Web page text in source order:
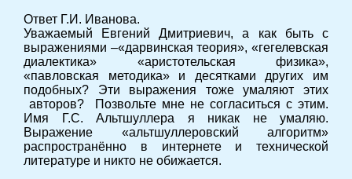
Ответ Г.И. Иванова.
Уважаемый Евгений Дмитриевич, а как быть с
выражениями –«дарвинская теория», «гегелевская
диалектика» «аристотельская физика»,
«павловская методика» и десятками других им
подобных? Эти выражения тоже умаляют этих
авторов? Позвольте мне не согласиться с этим.
Имя Г.С. Альтшуллера я никак не умаляю.
Выражение «альтшуллеровский алгоритм»
распространённо в интернете и технической
литературе и никто не обижается.